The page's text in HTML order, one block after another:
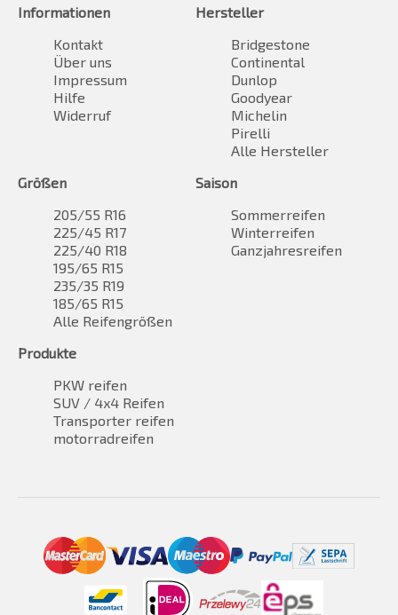
Informationen
Kontakt
Über uns
Impressum
Hilfe
Widerruf
Hersteller
Bridgestone
Continental
Dunlop
Goodyear
Michelin
Pirelli
Alle Hersteller
Größen
205/55 R16
225/45 R17
225/40 R18
195/65 R15
235/35 R19
185/65 R15
Alle Reifengrößen
Saison
Sommerreifen
Winterreifen
Ganzjahresreifen
Produkte
PKW reifen
SUV / 4x4 Reifen
Transporter reifen
motorradreifen